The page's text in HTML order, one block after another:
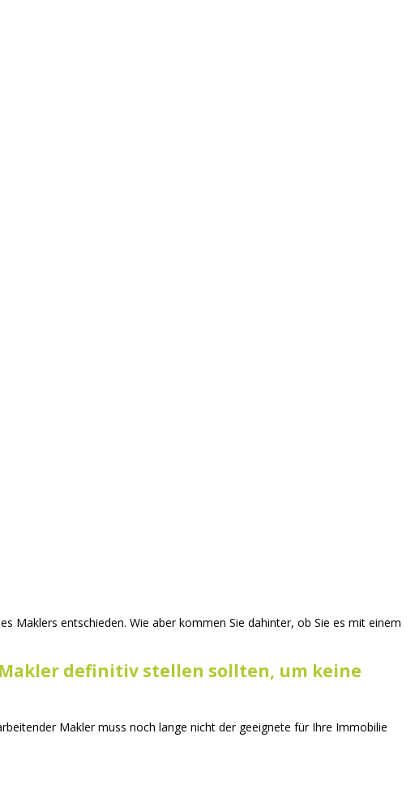
Maklers entschieden. Wie aber kommen Sie dahinter, ob Sie es mit einem
definitiv stellen sollten, um keine
Makler muss noch lange nicht der geeignete für Ihre Immobilie